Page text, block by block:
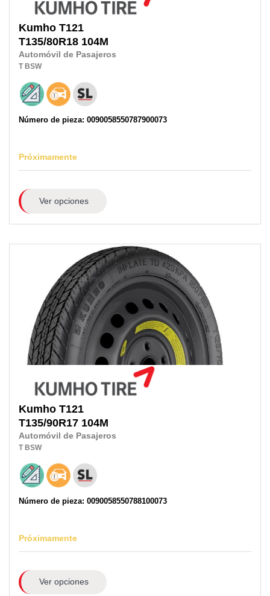
Kumho T121
T135/80R18 104M
Automóvil de Pasajeros
T BSW
Número de pieza: 0090058550787900073
Próximamente
Ver opciones
Kumho T121
T135/90R17 104M
Automóvil de Pasajeros
T BSW
Número de pieza: 0090058550788100073
Próximamente
Ver opciones